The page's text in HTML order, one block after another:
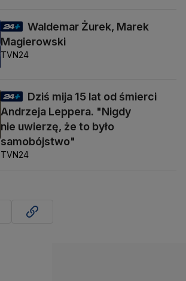
Waldemar Żurek, Marek
Magierowski
TVN24
Dziś mija 15 lat od śmierci
Andrzeja Leppera. "Nigdy
nie uwierzę, że to było
samobójstwo"
TVN24